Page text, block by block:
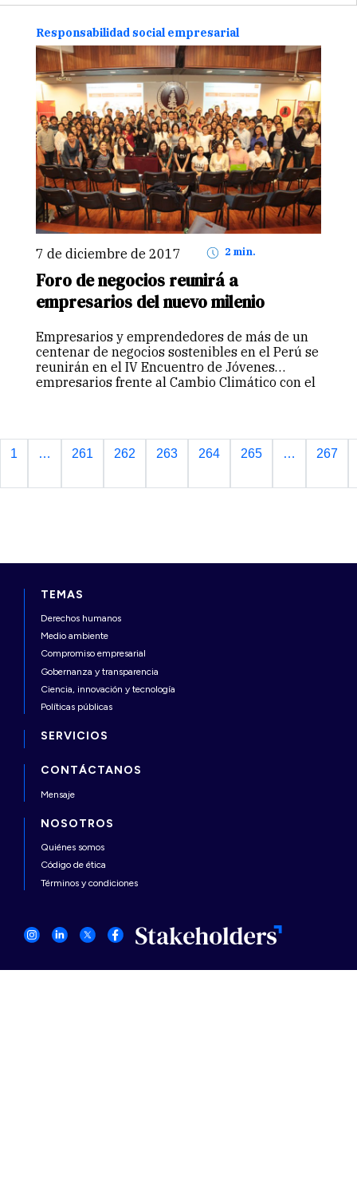
Certification Manager de SGS compañía líder
mundial en…
Continuar
Responsabilidad social empresarial
7 de diciembre de 2017 2 min.
Foro de negocios reunirá a
empresarios del nuevo milenio
Empresarios y emprendedores de más de un
centenar de negocios sostenibles en el Perú se
reunirán en el IV Encuentro de Jóvenes
empresarios frente al Cambio Climático con el
1 … 261 262 263 264 265 … 267
TEMAS
Derechos humanos
Medio ambiente
Compromiso empresarial
Gobernanza y transparencia
Ciencia, innovación y tecnología
Políticas públicas
SERVICIOS
CONTÁCTANOS
Mensaje
NOSOTROS
Quiénes somos
Código de ética
Términos y condiciones